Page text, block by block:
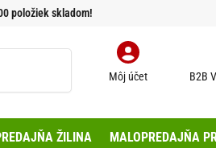
položiek skladom!
Môj účet B2B
ŽILINA MALOPREDAJŇA